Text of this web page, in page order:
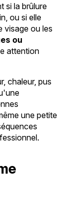
si la brûlure
ou si elle
visage ou les
ou
attention
chaleur, pus
une petite